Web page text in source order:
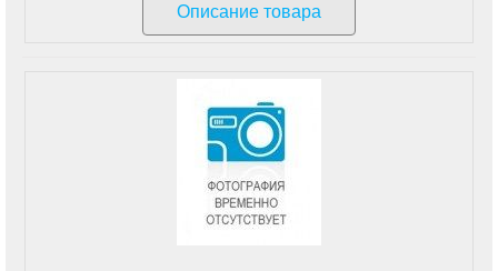
Описание товара